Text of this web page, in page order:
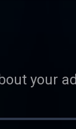
your ad